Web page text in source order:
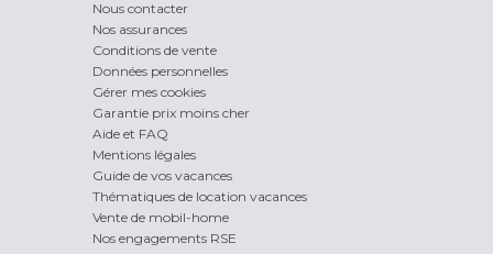
Nous contacter
Nos assurances
Conditions de vente
Données personnelles
Gérer mes cookies
Garantie prix moins cher
Aide et FAQ
Mentions légales
Guide de vos vacances
Thématiques de location vacances
Vente de mobil-home
Nos engagements RSE